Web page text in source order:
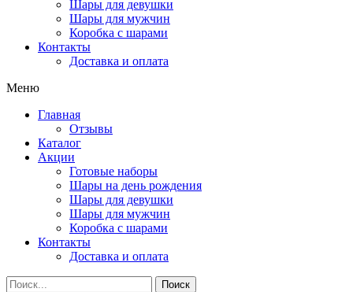
Шары для девушки
Шары для мужчин
Коробка с шарами
Контакты
Доставка и оплата
Меню
Главная
Отзывы
Каталог
Акции
Готовые наборы
Шары на день рождения
Шары для девушки
Шары для мужчин
Коробка с шарами
Контакты
Доставка и оплата
Поиск